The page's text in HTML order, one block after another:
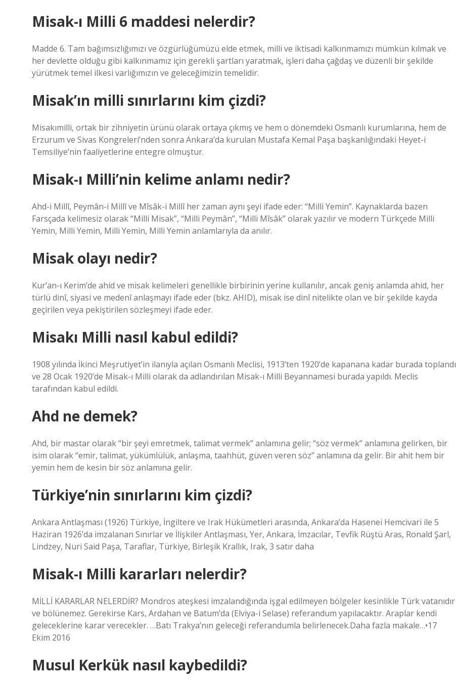
Misak-ı Milli 6 maddesi nelerdir?
Madde 6. Tam bağımsızlığımızı ve özgürlüğümüzü elde etmek, milli ve iktisadi kalkınmamızı mümkün kılmak ve
her devlette olduğu gibi kalkınmamız için gerekli şartları yaratmak, işleri daha çağdaş ve düzenli bir şekilde
yürütmek temel ilkesi varlığımızın ve geleceğimizin temelidir.
Misak’ın milli sınırlarını kim çizdi?
Misakımilli, ortak bir zihniyetin ürünü olarak ortaya çıkmış ve hem o dönemdeki Osmanlı kurumlarına, hem de
Erzurum ve Sivas Kongreleri’nden sonra Ankara’da kurulan Mustafa Kemal Paşa başkanlığındaki Heyet-i
Temsiliye’nin faaliyetlerine entegre olmuştur.
Misak-ı Milli’nin kelime anlamı nedir?
Ahd-i Millî, Peymân-i Millî ve Mîsâk-i Millî her zaman aynı şeyi ifade eder: “Milli Yemin”. Kaynaklarda bazen
Farsçada kelimesiz olarak “Milli Misak”, “Milli Peymân”, “Milli Mîsâk” olarak yazılır ve modern Türkçede Milli
Yemin, Milli Yemin, Milli Yemin, Milli Yemin anlamlarıyla da anılır.
Misak olayı nedir?
Kur’an-ı Kerim’de ahid ve misak kelimeleri genellikle birbirinin yerine kullanılır, ancak geniş anlamda ahid, her
türlü dinî, siyasi ve medenî anlaşmayı ifade eder (bkz. AHID), misak ise dinî nitelikte olan ve bir şekilde kayda
geçirilen veya pekiştirilen sözleşmeyi ifade eder.
Misakı Milli nasıl kabul edildi?
1908 yılında İkinci Meşrutiyet’in ilanıyla açılan Osmanlı Meclisi, 1913’ten 1920’de kapanana kadar burada toplandı
ve 28 Ocak 1920’de Misak-ı Milli olarak da adlandırılan Misak-ı Milli Beyannamesi burada yapıldı. Meclis
tarafından kabul edildi.
Ahd ne demek?
Ahd, bir mastar olarak “bir şeyi emretmek, talimat vermek” anlamına gelir; “söz vermek” anlamına gelirken, bir
isim olarak “emir, talimat, yükümlülük, anlaşma, taahhüt, güven veren söz” anlamına da gelir. Bir ahit hem bir
yemin hem de kesin bir söz anlamına gelir.
Türkiye’nin sınırlarını kim çizdi?
Ankara Antlaşması (1926) Türkiye, İngiltere ve Irak Hükümetleri arasında, Ankara’da Hasenei Hemcivari ile 5
Haziran 1926’da imzalanan Sınırlar ve İlişkiler Antlaşması, Yer, Ankara, İmzacılar, Tevfik Rüştü Aras, Ronald Şarl,
Lindzey, Nuri Said Paşa, Taraflar, Türkiye, Birleşik Krallık, Irak, 3 satır daha
Misak-ı Milli kararları nelerdir?
MİLLİ KARARLAR NELERDİR? Mondros ateşkesi imzalandığında işgal edilmeyen bölgeler kesinlikle Türk vatanıdır
ve bölünemez. Gerekirse Kars, Ardahan ve Batum’da (Elviya-i Selase) referandum yapılacaktır. Araplar kendi
geleceklerine karar verecekler. …Batı Trakya’nın geleceği referandumla belirlenecek.Daha fazla makale…•17
Ekim 2016
Musul Kerkük nasıl kaybedildi?